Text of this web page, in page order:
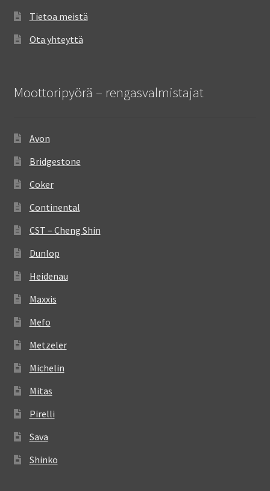
Tietoa meistä
Ota yhteyttä
Moottoripyörä – rengasvalmistajat
Avon
Bridgestone
Coker
Continental
CST – Cheng Shin
Dunlop
Heidenau
Maxxis
Mefo
Metzeler
Michelin
Mitas
Pirelli
Sava
Shinko